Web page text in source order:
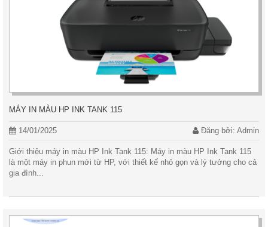
MÁY IN MÀU HP INK TANK 115
14/01/2025 Đăng bởi: Admin
Giới thiệu máy in màu HP Ink Tank 115: Máy in màu HP Ink Tank 115
là một máy in phun mới từ HP, với thiết kế nhỏ gọn và lý tưởng cho cả
gia đình...